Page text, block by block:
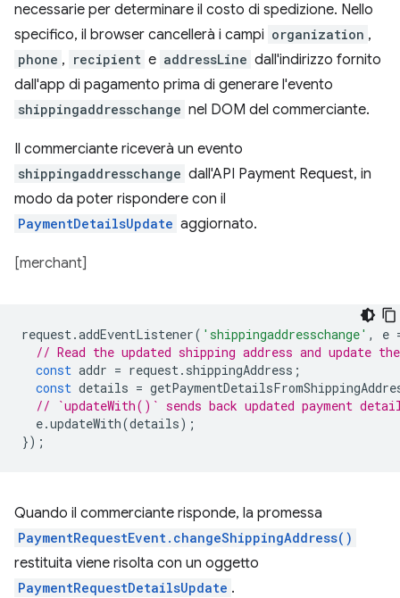
necessarie per determinare il costo di spedizione. Nello
specifico, il browser cancellerà i campi organization ,
phone , recipient e addressLine dall'indirizzo fornito
dall'app di pagamento prima di generare l'evento
shippingaddresschange nel DOM del commerciante.
Il commerciante riceverà un evento
shippingaddresschange dall'API Payment Request, in
modo da poter rispondere con il
PaymentDetailsUpdate aggiornato.
[merchant]
request.addEventListener( 'shippingaddresschange' , e
// Read the updated shipping address and update
const addr = request. shippingAddress ;
const details =
// `updateWith()` sends back updated payment
e.updateWith(details);
});
Quando il commerciante risponde, la promessa
PaymentRequestEvent.changeShippingAddress()
restituita viene risolta con un oggetto
PaymentRequestDetailsUpdate .